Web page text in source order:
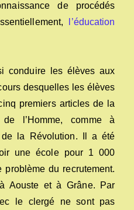
de procédés
l’éducation
conduire les élèves aux
desquelles les élèves
premiers articles de la
l’Homme, comme à
la Révolution. Il a été
une école pour 1 000
du recrutement.
Aouste et à Grâne. Par
le clergé ne sont pas